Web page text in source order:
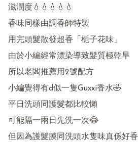
滋潤度💧💧💧💧💧
香味同樣由調香師特製
用完頭髮散發超香「梔子花味」
由於小編經常漂染導致髮質極乾旱
所以老闆推薦用2號配方
小編覺得有d似一隻Guxxi香水🤣
平日洗頭同護髮都比較懶
可能隔一兩日先洗一次😂
但因為護髮膜同洗頭水隻味真係好香